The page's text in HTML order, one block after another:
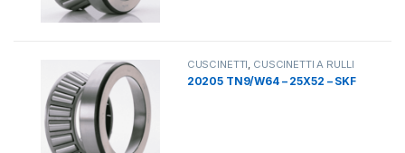
CUSCINETTI, CUSCINETTI A RULLI
20205 TN9/W64 – 25X52 – SKF